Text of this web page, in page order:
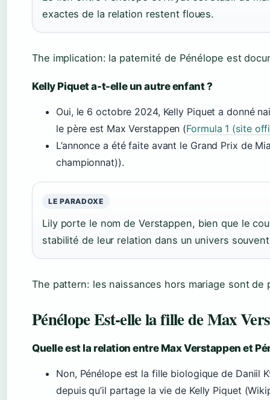
exactes de la relation restent floues.
The implication: la paternité de Pénélope est
Kelly Piquet a-t-elle un autre enfant ?
Oui, le 6 octobre 2024, Kelly Piquet a donné
le père est Max Verstappen (Formula 1 (site
L’annonce a été faite avant le Grand Prix de
championnat)).
LE PARADOXE
Lily porte le nom de Verstappen, bien que le
stabilité de leur relation dans un univers
The pattern: les naissances hors mariage sont
Pénélope Est-elle la fille de Max
Quelle est la relation entre Max Verstappen et
Non, Pénélope est la fille biologique de Daniil
depuis qu’il partage la vie de Kelly Piquet